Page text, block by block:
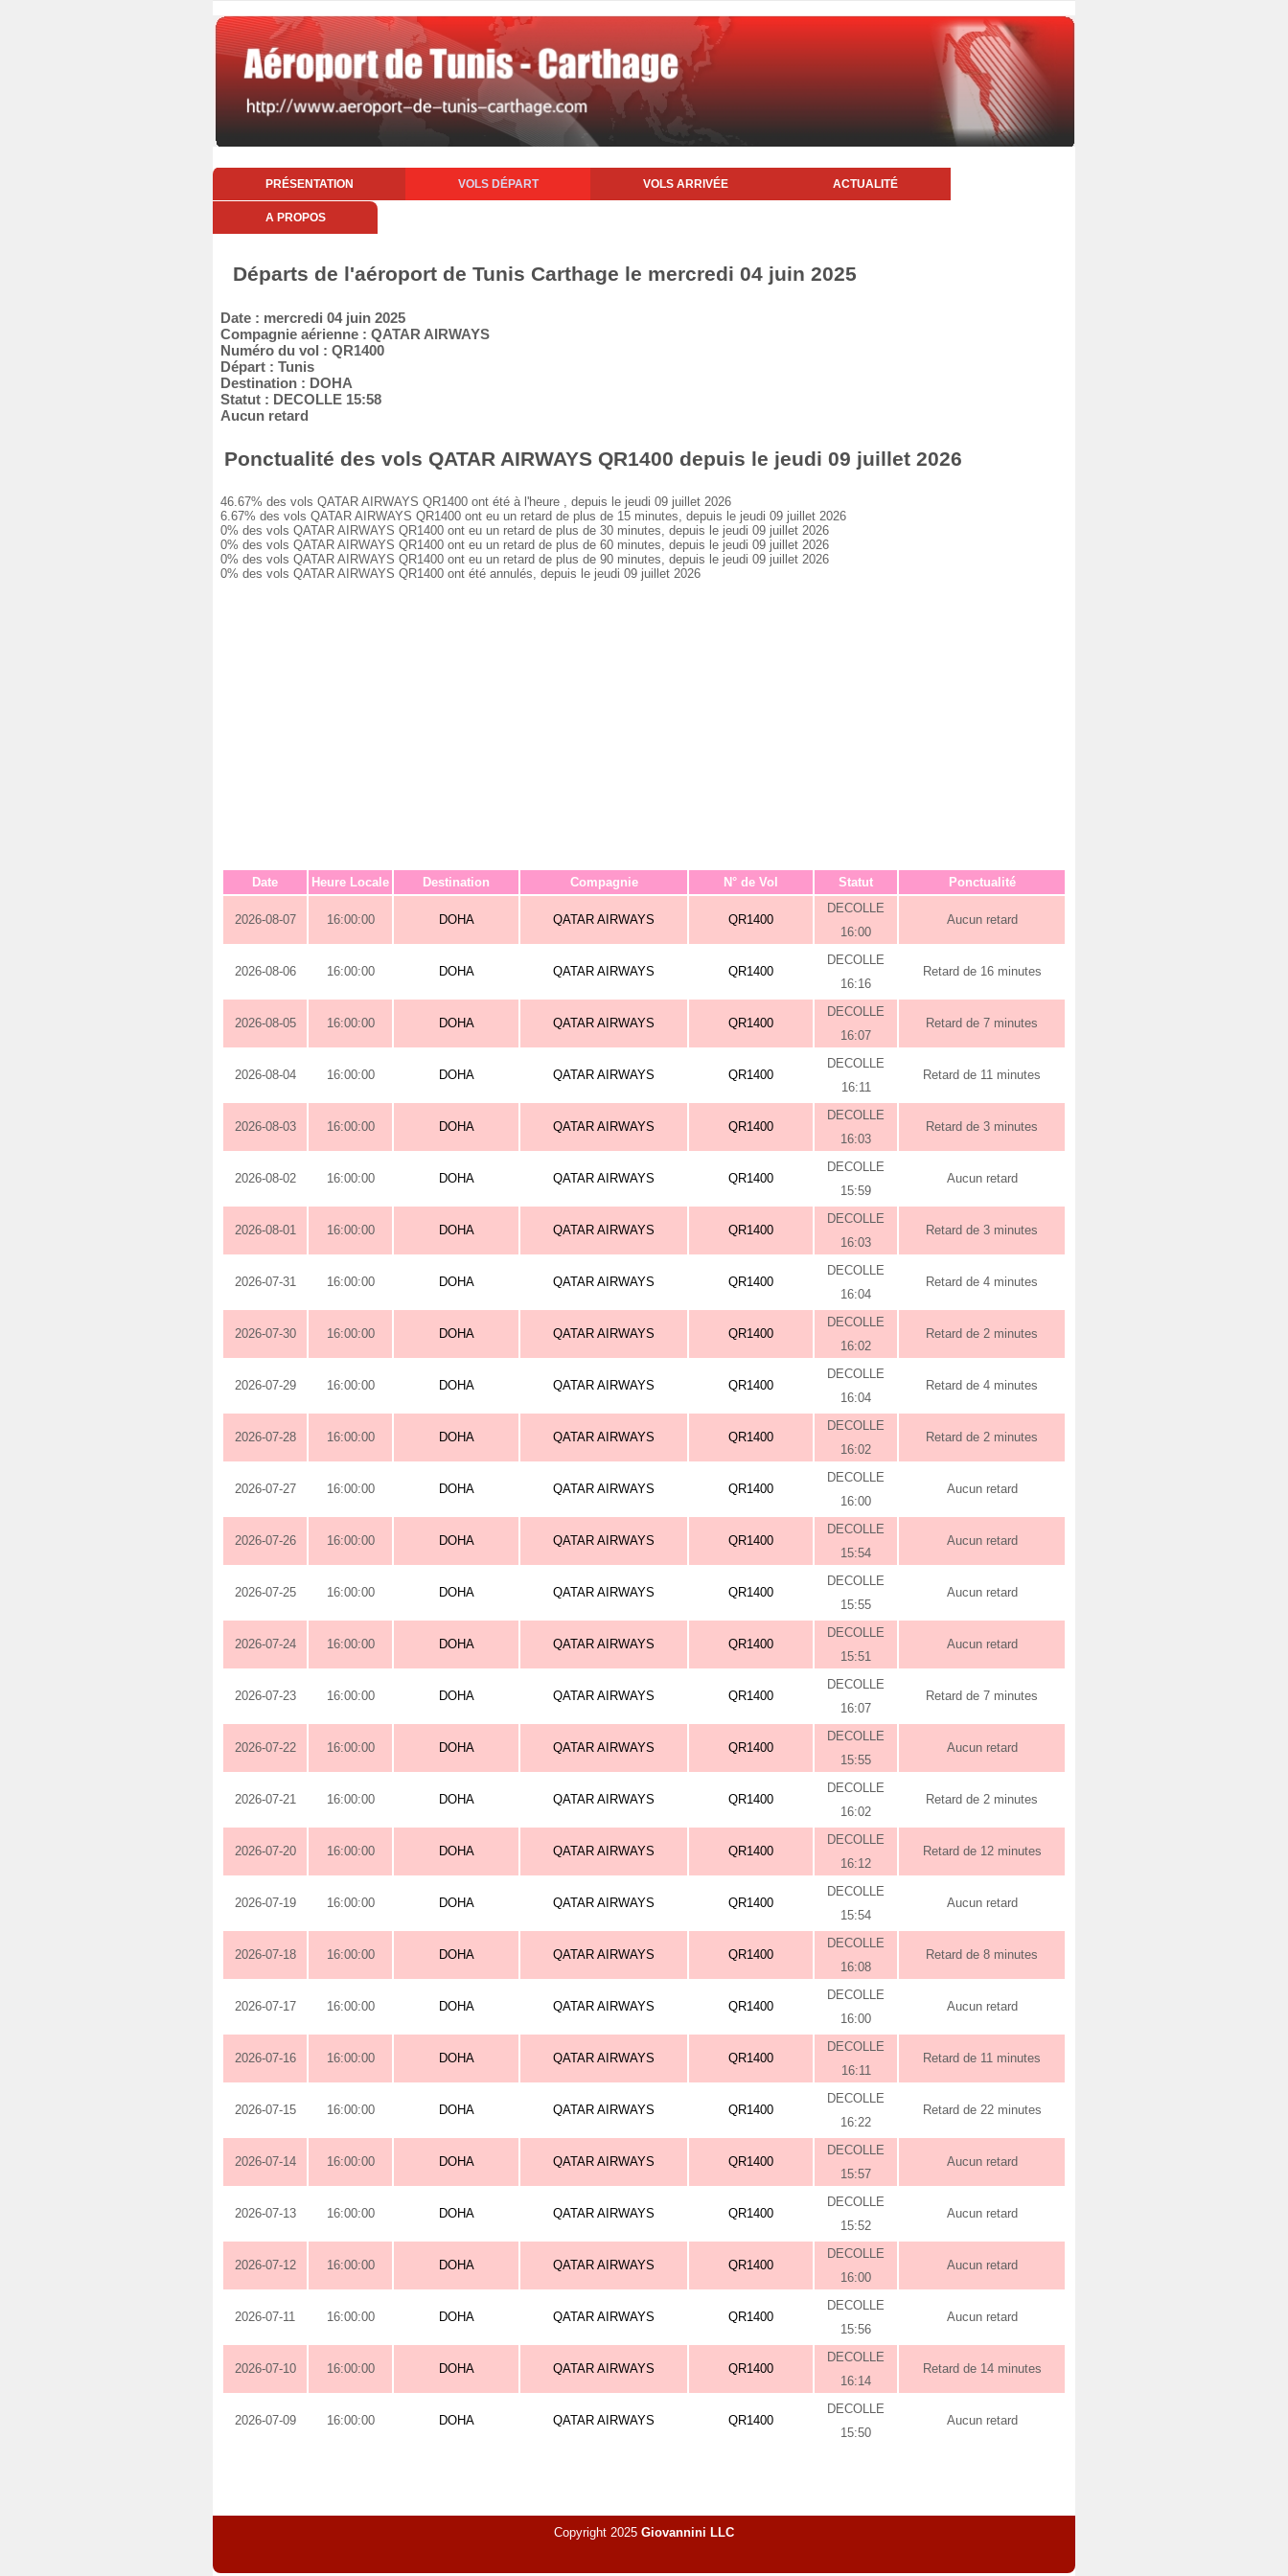
PRÉSENTATION VOLS DÉPART VOLS ARRIVÉE ACTUALITÉ
A PROPOS
Départs de l'aéroport de Tunis Carthage le mercredi 04 juin 2025
Date : mercredi 04 juin 2025
Compagnie aérienne : QATAR AIRWAYS
Numéro du vol : QR1400
Départ : Tunis
Destination : DOHA
Statut : DECOLLE 15:58
Aucun retard
Ponctualité des vols QATAR AIRWAYS QR1400 depuis le jeudi 09 juillet 2026
46.67% des vols QATAR AIRWAYS QR1400 ont été à l'heure , depuis le jeudi 09 juillet 2026
6.67% des vols QATAR AIRWAYS QR1400 ont eu un retard de plus de 15 minutes, depuis le jeudi 09 juillet 2026
0% des vols QATAR AIRWAYS QR1400 ont eu un retard de plus de 30 minutes, depuis le jeudi 09 juillet 2026
0% des vols QATAR AIRWAYS QR1400 ont eu un retard de plus de 60 minutes, depuis le jeudi 09 juillet 2026
0% des vols QATAR AIRWAYS QR1400 ont eu un retard de plus de 90 minutes, depuis le jeudi 09 juillet 2026
0% des vols QATAR AIRWAYS QR1400 ont été annulés, depuis le jeudi 09 juillet 2026
Date Heure Locale Destination Compagnie N° de Vol Statut Ponctualité
2026-08-07 16:00:00 DOHA QATAR AIRWAYS QR1400
DECOLLE
16:00
Aucun retard
2026-08-06 16:00:00 DOHA QATAR AIRWAYS QR1400
DECOLLE
16:16
Retard de 16 minutes
2026-08-05 16:00:00 DOHA QATAR AIRWAYS QR1400
DECOLLE
16:07
Retard de 7 minutes
2026-08-04 16:00:00 DOHA QATAR AIRWAYS QR1400
DECOLLE
16:11
Retard de 11 minutes
2026-08-03 16:00:00 DOHA QATAR AIRWAYS QR1400
DECOLLE
16:03
Retard de 3 minutes
2026-08-02 16:00:00 DOHA QATAR AIRWAYS QR1400
DECOLLE
15:59
Aucun retard
2026-08-01 16:00:00 DOHA QATAR AIRWAYS QR1400
DECOLLE
16:03
Retard de 3 minutes
2026-07-31 16:00:00 DOHA QATAR AIRWAYS QR1400
DECOLLE
16:04
Retard de 4 minutes
2026-07-30 16:00:00 DOHA QATAR AIRWAYS QR1400
DECOLLE
16:02
Retard de 2 minutes
2026-07-29 16:00:00 DOHA QATAR AIRWAYS QR1400
DECOLLE
16:04
Retard de 4 minutes
2026-07-28 16:00:00 DOHA QATAR AIRWAYS QR1400
DECOLLE
16:02
Retard de 2 minutes
2026-07-27 16:00:00 DOHA QATAR AIRWAYS QR1400
DECOLLE
16:00
Aucun retard
2026-07-26 16:00:00 DOHA QATAR AIRWAYS QR1400
DECOLLE
15:54
Aucun retard
2026-07-25 16:00:00 DOHA QATAR AIRWAYS QR1400
DECOLLE
15:55
Aucun retard
2026-07-24 16:00:00 DOHA QATAR AIRWAYS QR1400
DECOLLE
15:51
Aucun retard
2026-07-23 16:00:00 DOHA QATAR AIRWAYS QR1400
DECOLLE
16:07
Retard de 7 minutes
2026-07-22 16:00:00 DOHA QATAR AIRWAYS QR1400
DECOLLE
15:55
Aucun retard
2026-07-21 16:00:00 DOHA QATAR AIRWAYS QR1400
DECOLLE
16:02
Retard de 2 minutes
2026-07-20 16:00:00 DOHA QATAR AIRWAYS QR1400
DECOLLE
16:12
Retard de 12 minutes
2026-07-19 16:00:00 DOHA QATAR AIRWAYS QR1400
DECOLLE
15:54
Aucun retard
2026-07-18 16:00:00 DOHA QATAR AIRWAYS QR1400
DECOLLE
16:08
Retard de 8 minutes
2026-07-17 16:00:00 DOHA QATAR AIRWAYS QR1400
DECOLLE
16:00
Aucun retard
2026-07-16 16:00:00 DOHA QATAR AIRWAYS QR1400
DECOLLE
16:11
Retard de 11 minutes
2026-07-15 16:00:00 DOHA QATAR AIRWAYS QR1400
DECOLLE
16:22
Retard de 22 minutes
2026-07-14 16:00:00 DOHA QATAR AIRWAYS QR1400
DECOLLE
15:57
Aucun retard
2026-07-13 16:00:00 DOHA QATAR AIRWAYS QR1400
DECOLLE
15:52
Aucun retard
2026-07-12 16:00:00 DOHA QATAR AIRWAYS QR1400
DECOLLE
16:00
Aucun retard
2026-07-11 16:00:00 DOHA QATAR AIRWAYS QR1400
DECOLLE
15:56
Aucun retard
2026-07-10 16:00:00 DOHA QATAR AIRWAYS QR1400
DECOLLE
16:14
Retard de 14 minutes
2026-07-09 16:00:00 DOHA QATAR AIRWAYS QR1400
DECOLLE
15:50
Aucun retard
Copyright 2025 Giovannini LLC